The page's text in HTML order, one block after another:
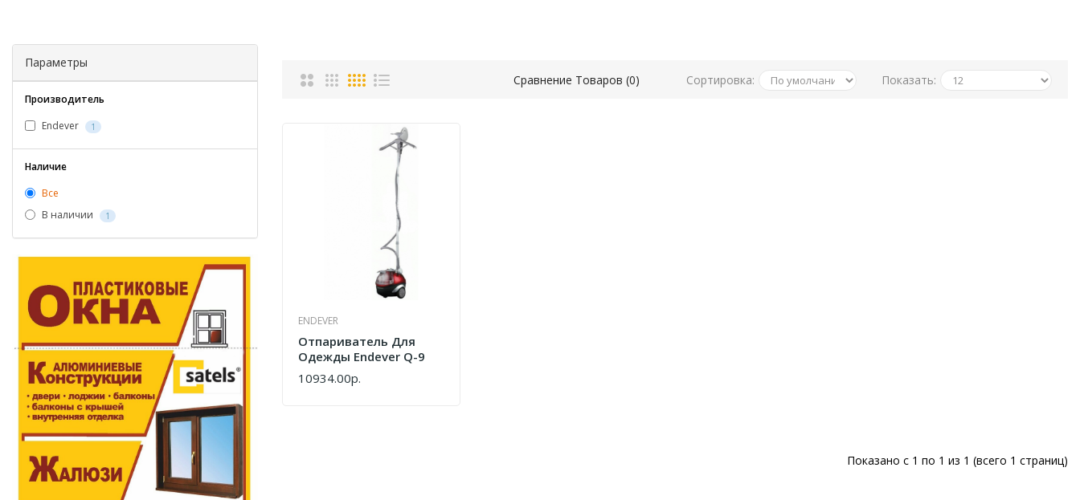
Параметры
Производитель
Endever
1
Наличие
Все
В наличии
1
Сравнение Товаров (0) Сортировка: Показать:
ENDEVER
Отпариватель Для
Одежды Endever Q-9
10934.00р.
КУПИТЬ
Показано с 1 по 1 из 1 (всего 1 страниц)